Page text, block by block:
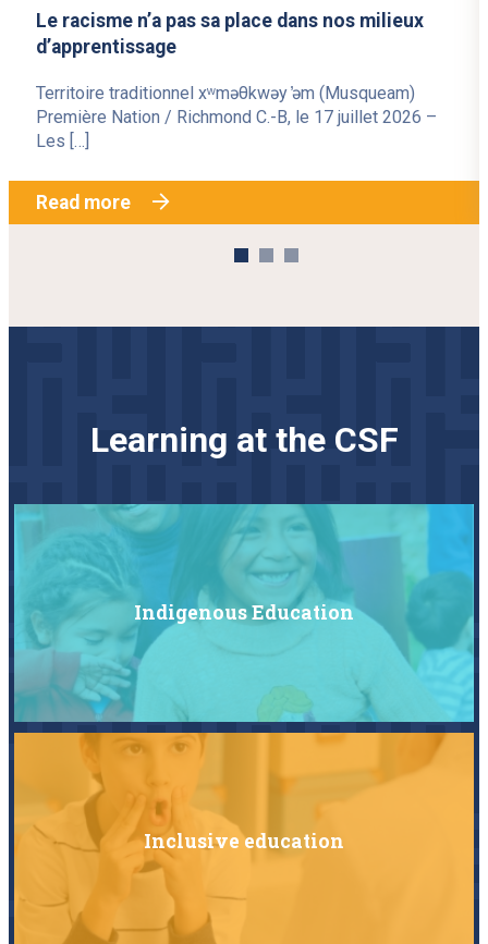
Le racisme n’a pas sa place dans nos milieux
d’apprentissage
Territoire traditionnel xʷməθkwəy ̓əm (Musqueam)
Première Nation / Richmond C.-B, le 17 juillet 2026 –
Les […]
Read more
Learning at the CSF
Indigenous Education
Inclusive education